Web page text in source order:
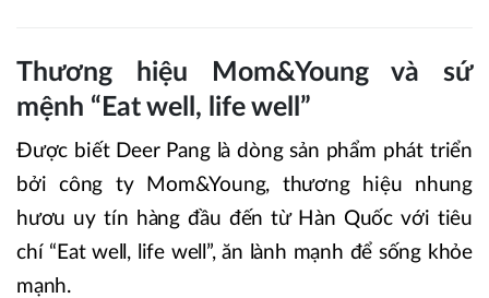
Thương hiệu Mom&Young và sứ
mệnh “Eat well, life well”
Được biết Deer Pang là dòng sản phẩm phát triển
bởi công ty Mom&Young, thương hiệu nhung
hươu uy tín hàng đầu đến từ Hàn Quốc với tiêu
chí “Eat well, life well”, ăn lành mạnh để sống khỏe
mạnh.